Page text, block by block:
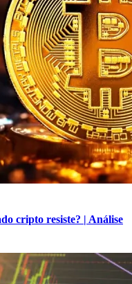
cripto resiste? | Análise